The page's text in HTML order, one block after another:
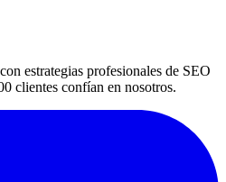
estrategias profesionales de SEO
clientes confían en nosotros.